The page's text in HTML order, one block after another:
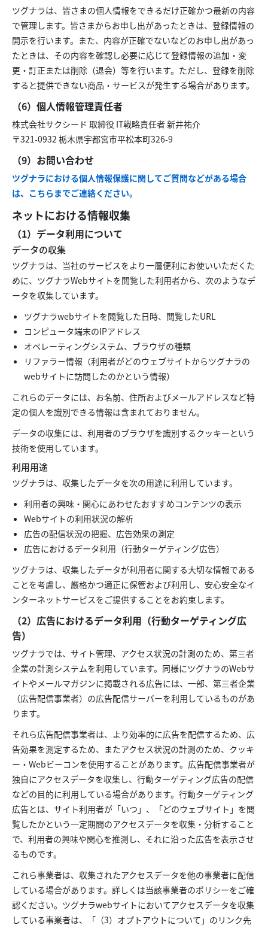
ツグナラは、皆さまの個人情報をできるだけ正確かつ最新の内容
で管理します。皆さまからお申し出があったときは、登録情報の
開示を行います。また、内容が正確でないなどのお申し出があっ
たときは、その内容を確認し必要に応じて登録情報の追加・変
更・訂正または削除（退会）等を行います。ただし、登録を削除
すると提供できない商品・サービスが発生する場合があります。
（6）個人情報管理責任者
株式会社サクシード 取締役 IT戦略責任者 新井祐介
〒321-0932 栃木県宇都宮市平松本町326-9
（9）お問い合わせ
ツグナラにおける個人情報保護に関してご質問などがある場合
は、こちらまでご連絡ください。
ネットにおける情報収集
（1）データ利用について
データの収集
ツグナラは、当社のサービスをより一層便利にお使いいただくた
めに、ツグナラWebサイトを閲覧した利用者から、次のようなデ
ータを収集しています。
ツグナラwebサイトを閲覧した日時、閲覧したURL
コンピュータ端末のIPアドレス
オペレーティングシステム、ブラウザの種類
リファラー情報（利用者がどのウェブサイトからツグナラの
webサイトに訪問したのかという情報）
これらのデータには、お名前、住所およびメールアドレスなど特
定の個人を識別できる情報は含まれておりません。
データの収集には、利用者のブラウザを識別するクッキーという
技術を使用しています。
利用用途
ツグナラは、収集したデータを次の用途に利用しています。
利用者の興味・関心にあわせたおすすめコンテンツの表示
Webサイトの利用状況の解析
広告の配信状況の把握、広告効果の測定
広告におけるデータ利用（行動ターゲティング広告）
ツグナラは、収集したデータが利用者に関する大切な情報である
ことを考慮し、厳格かつ適正に保管および利用し、安心安全なイ
ンターネットサービスをご提供することをお約束します。
（2）広告におけるデータ利用（行動ターゲティング広
告）
ツグナラでは、サイト管理、アクセス状況の計測のため、第三者
企業の計測システムを利用しています。同様にツグナラのWebサ
イトやメールマガジンに掲載される広告には、一部、第三者企業
（広告配信事業者）の広告配信サーバーを利用しているものがあ
ります。
それら広告配信事業者は、より効率的に広告を配信するため、広
告効果を測定するため、またアクセス状況の計測のため、クッキ
ー・Webビーコンを使用することがあります。広告配信事業者が
独自にアクセスデータを収集し、行動ターゲティング広告の配信
などの目的に利用している場合があります。行動ターゲティング
広告とは、サイト利用者が「いつ」、「どのウェブサイト」を閲
覧したかという一定期間のアクセスデータを収集・分析すること
で、利用者の興味や関心を推測し、それに沿った広告を表示させ
るものです。
これら事業者は、収集されたアクセスデータを他の事業者に配信
している場合があります。詳しくは当該事業者のポリシーをご確
認ください。ツグナラwebサイトにおいてアクセスデータを収集
している事業者は、「（3）オプトアウトについて」のリンク先